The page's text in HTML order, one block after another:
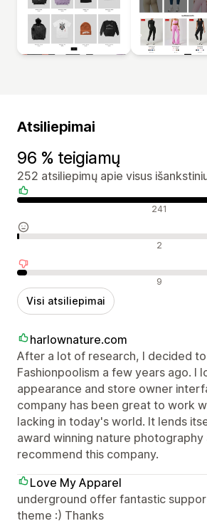
Atsiliepimai
96 % teigiamų
252 atsiliepimų apie visus
Teigiami atsiliepimai 241
Neutralūs atsiliepimai 2
Neigiami atsiliepimai 9
Visi atsiliepimai
harlownature.com
After a lot of research, I decided
Fashionpoolism a few years ago. I
appearance and store owner
company has been great to work
lacking in today's world. It lends
award winning nature photography
recommend this company.
Love My Apparel
underground offer fantastic
theme :) Thanks